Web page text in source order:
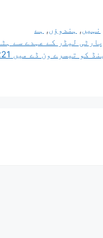
نہیں, ہندوؤں, ہے
لیڈر کے عہدے سے